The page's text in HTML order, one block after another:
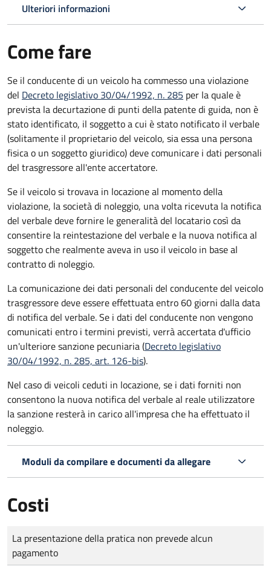
Ulteriori informazioni
Come fare
Se il conducente di un veicolo ha commesso una violazione
del Decreto legislativo 30/04/1992, n. 285 per la quale è
prevista la decurtazione di punti della patente di guida, non è
stato identificato, il soggetto a cui è stato notificato il verbale
(solitamente il proprietario del veicolo, sia essa una persona
fisica o un soggetto giuridico) deve comunicare i dati personali
del trasgressore all'ente accertatore.
Se il veicolo si trovava in locazione al momento della
violazione, la società di noleggio, una volta ricevuta la notifica
del verbale deve fornire le generalità del locatario così da
consentire la reintestazione del verbale e la nuova notifica al
soggetto che realmente aveva in uso il veicolo in base al
contratto di noleggio.
La comunicazione dei dati personali del conducente del veicolo
trasgressore deve essere effettuata entro 60 giorni dalla data
di notifica del verbale.Se i dati del conducente non vengono
comunicati entro i termini previsti, verrà accertata d'ufficio
un'ulteriore sanzione pecuniaria (Decreto legislativo
30/04/1992, n. 285, art. 126-bis).
Nel caso di veicoli ceduti in locazione, se i dati forniti non
consentono la nuova notifica del verbale al reale utilizzatore
la sanzione resterà in carico all'impresa che ha effettuato il
noleggio.
Moduli da compilare e documenti da allegare
Costi
Tipo di pagamento
Importo
La presentazione della pratica non prevede alcun
pagamento